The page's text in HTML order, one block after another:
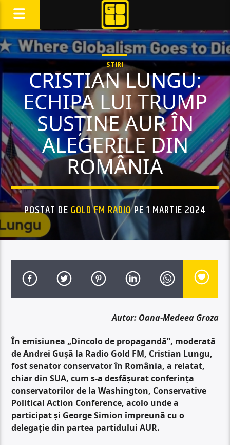
STIRI
CRISTIAN LUNGU:
ECHIPA LUI TRUMP
SUSȚINE AUR ÎN
ALEGERILE DIN
ROMÂNIA
POSTAT DE GOLD FM RADIOPE 1 MARTIE 2024
Autor: Oana-Medeea Groza
În emisiunea „Dincolo de propagandă”, moderată
de Andrei Gușă la Radio Gold FM, Cristian Lungu,
fost senator conservator în România, a relatat,
chiar din SUA, cum s-a desfășurat conferința
conservatorilor de la Washington, Conservative
Political Action Conference, acolo unde a
participat și George Simion împreună cu o
delegație din partea partidului AUR.